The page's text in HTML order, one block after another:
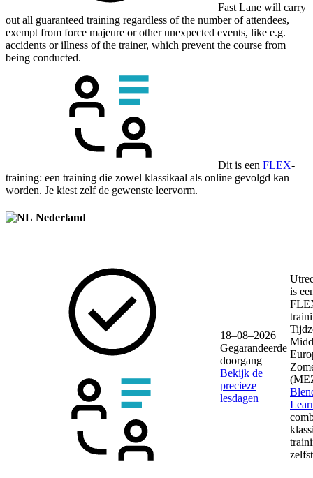
Fast Lane will carry
out all guaranteed training regardless of the number of attendees,
exempt from force majeure or other unexpected events, like e.g.
accidents or illness of the trainer, which prevent the course from
being conducted.
Dit is een FLEX-
training: een training die zowel klassikaal als online gevolgd kan
worden. Je kiest zelf de gewenste leervorm.
Nederland
18–08–2026
Gegarandeerde
doorgang
Bekijk de
precieze
lesdagen
is